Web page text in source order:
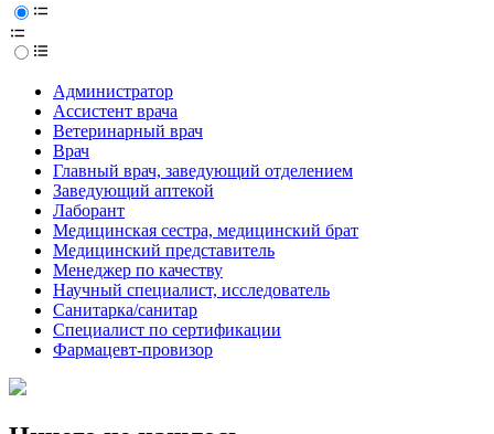
Администратор
Ассистент врача
Ветеринарный врач
Врач
Главный врач, заведующий отделением
Заведующий аптекой
Лаборант
Медицинская сестра, медицинский брат
Медицинский представитель
Менеджер по качеству
Научный специалист, исследователь
Санитарка/санитар
Специалист по сертификации
Фармацевт-провизор